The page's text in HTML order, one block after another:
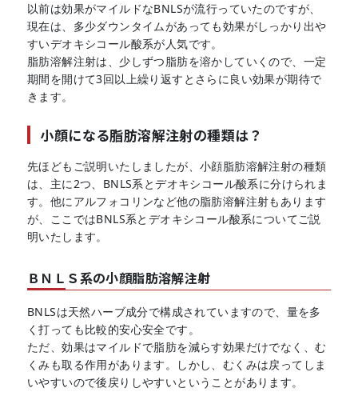
以前は効果がマイルドなBNLSが流行っていたのですが、
現在は、多少ダウンタイムがあっても効果がしっかり出や
すいデオキシコール酸系が人気です。
脂肪溶解注射は、少しずつ脂肪を溶かしていくので、一定
期間を開けて3回以上繰り返すとさらに良い効果が期待で
きます。
小顔になる脂肪溶解注射の種類は？
先ほどもご説明いたしましたが、小顔脂肪溶解注射の種類
は、主に2つ、BNLS系とデオキシコール酸系に分けられま
す。他にアルフォコリンなど他の脂肪溶解注射もあります
が、ここではBNLS系とデオキシコール酸系についてご説
明いたします。
ＢＮＬＳ系の小顔脂肪溶解注射
BNLSは天然ハーブ成分で構成されていますので、量を多
く打っても比較的安心安全です。
ただ、効果はマイルドで脂肪を減らす効果だけでなく、む
くみも取る作用があります。しかし、むくみは戻ってしま
いやすいので後戻りしやすいということがあります。